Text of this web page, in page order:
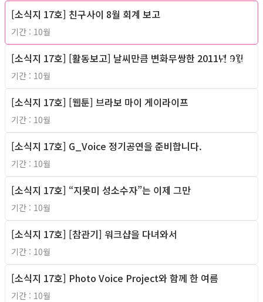
[소식지 17호] 친구사이 8월 회계 보고
기간 : 10월
2011년
[소식지 17호] [활동보고] 날씨만큼 변화무쌍한 2011년 9월
기간 : 10월
[소식지 17호] [웹툰] 브라보 마이 게이라이프
기간 : 10월
[소식지 17호] G_Voice 정기공연을 준비합니다.
기간 : 10월
[소식지 17호] “지못미 성소수자”는 이제 그만
기간 : 10월
[소식지 17호] [참관기] 워크샵을 다녀와서
기간 : 10월
[소식지 17호] Photo Voice Project와 함께 한 여름
기간 : 10월